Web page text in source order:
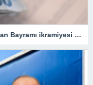
Süre daralıyor… Emeklilerin Ramazan Bayramı ikramiyesi zamlı mı olacak?